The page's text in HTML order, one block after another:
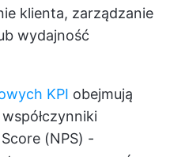
klienta, zarządzanie
wydajność
KPI obejmują
(NPS) -